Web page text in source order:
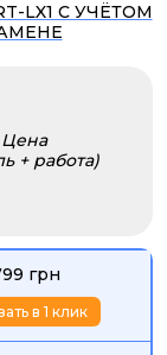
LX1 С УЧЁТОМ
Цена
+ работа)
грн
в 1 клик